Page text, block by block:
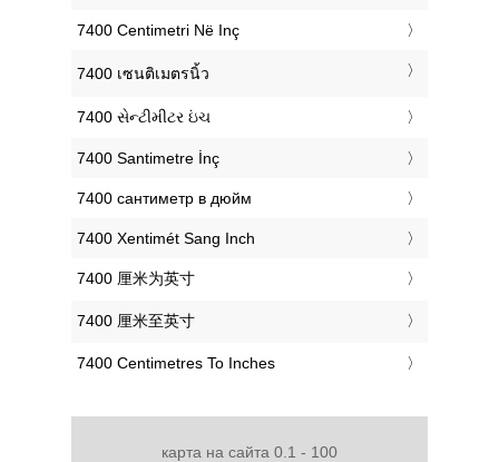
‎7400 Centimetri Në Inç
‎7400 เซนติเมตรนิ้ว
‎7400 સેન્ટીમીટર ઇંચ
‎7400 Santimetre İnç
‎7400 сантиметр в дюйм
‎7400 Xentimét Sang Inch
‎7400 厘米为英寸
‎7400 厘米至英寸
‎7400 Centimetres To Inches
карта на сайта 0.1 - 100